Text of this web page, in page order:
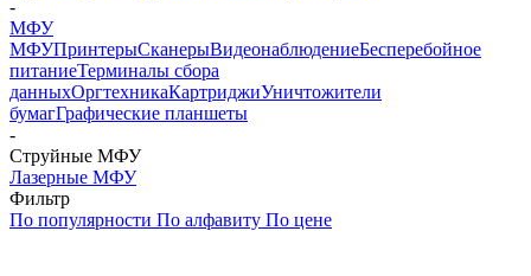
-
МФУ
МФУПринтерыСканерыВидеонаблюдениеБесперебойное
питаниеТерминалы сбора
данныхОргтехникаКартриджиУничтожители
бумагГрафические планшеты
-
Струйные МФУ
Лазерные МФУ
Фильтр
По популярности По алфавиту По цене